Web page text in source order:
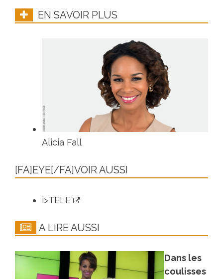
EN SAVOIR PLUS
Alicia Fall
[FA]EYE[/FA]VOIR AUSSI
i>TELE
A LIRE AUSSI
Dans les
coulisses